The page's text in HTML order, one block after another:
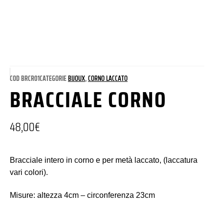
CODBRCR01CATEGORIEBIJOUX,CORNO LACCATO
BRACCIALE CORNO
48,00€
Bracciale intero in corno e per metà laccato, (laccatura
vari colori).
Misure: altezza 4cm – circonferenza 23cm